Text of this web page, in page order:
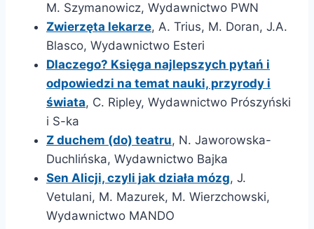
M. Szymanowicz, Wydawnictwo PWN
Zwierzęta lekarze, A. Trius, M. Doran, J.A.
Blasco, Wydawnictwo Esteri
Dlaczego? Księga najlepszych pytań i
odpowiedzi na temat nauki, przyrody i
świata, C. Ripley, Wydawnictwo Prószyński
i S-ka
Z duchem (do) teatru, N. Jaworowska-
Duchlińska, Wydawnictwo Bajka
Sen Alicji, czyli jak działa mózg, J.
Vetulani, M. Mazurek, M. Wierzchowski,
Wydawnictwo MANDO